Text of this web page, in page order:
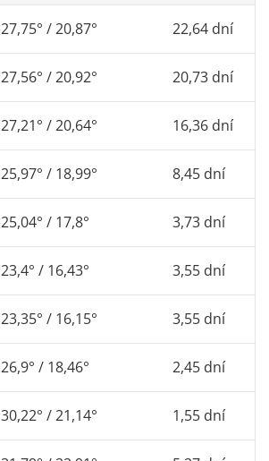
27,75° / 20,87° 22,64 dní
27,56° / 20,92° 20,73 dní
27,21° / 20,64° 16,36 dní
25,97° / 18,99° 8,45 dní
25,04° / 17,8° 3,73 dní
23,4° / 16,43° 3,55 dní
23,35° / 16,15° 3,55 dní
26,9° / 18,46° 2,45 dní
30,22° / 21,14° 1,55 dní